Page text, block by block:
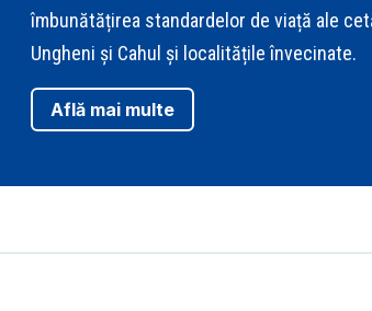
îmbunătățirea standardelor de viață ale
Ungheni și Cahul și localitățile învecinate.
Află mai multe